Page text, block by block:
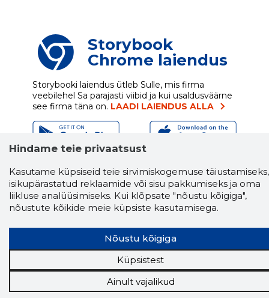
Storybook
Chrome laiendus
Storybooki laiendus ütleb Sulle, mis firma
veebilehel Sa parajasti viibid ja kui usaldusväärne
see firma täna on. LAADI LAIENDUS ALLA
SinuniOTSEKONTAKTID400 000 Eesti
ettevõtte ja isikute kohta (juhid, ametnikud).
Andmed on rikastatud maksevõime ja
finantsinfoga.
Sooduspakkumised
Hanked
Hindame teie privaatsust
Kasutame küpsiseid teie sirvimiskogemuse täiustamiseks,
isikupärastatud reklaamide või sisu pakkumiseks ja oma
liikluse analüüsimiseks. Kui klõpsate "nõustu kõigiga",
nõustute kõikide meie küpsiste kasutamisega.
Nõustu kõigiga
Küpsistest
Ainult vajalikud